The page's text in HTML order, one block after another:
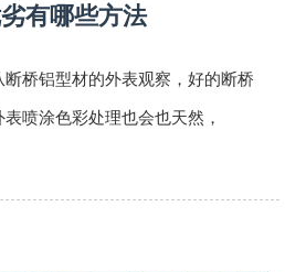
有哪些方法
桥铝型材的外表观察，好的断桥
喷涂色彩处理也会也天然，